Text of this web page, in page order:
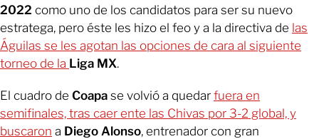
2022 como uno de los candidatos para ser su nuevo
estratega, pero éste les hizo el feo y a la directiva de las
Águilas se les agotan las opciones de cara al siguiente
torneo de la Liga MX.
El cuadro de Coapa se volvió a quedar fuera en
semifinales, tras caer ente las Chivas por 3-2 global, y
buscaron a Diego Alonso, entrenador con gran